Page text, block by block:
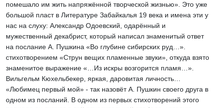
помешало им жить напряжённой творческой жизнью». Это уже
большой пласт в Литературе Забайкалья 19 века и имена эти у
нас на слуху: Александр Одоевский, одарённый и
мужественный декабрист, который написал знаменитый ответ
на послание А. Пушкина «Во глубине сибирских руд…».
стихотворением «Струн вещих пламенные звуки», откуда взято
знаменитое выражение «…Из искры возгорится пламя…».
Вильгельм Кюхельбекер, яркая, даровитая личность…
«Любимец первый мой» - так назовёт А. Пушкин своего друга в
одном из посланий. В одном из первых стихотворений этого